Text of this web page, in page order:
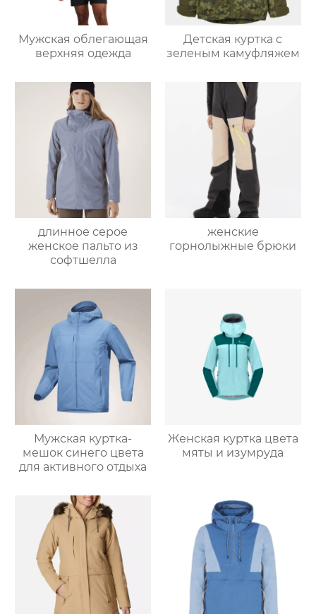
Мужская облегающая
верхняя одежда
Детская куртка с
зеленым камуфляжем
длинное серое
женское пальто из
софтшелла
женские
горнолыжные брюки
Мужская куртка-
мешок синего цвета
для активного отдыха
Женская куртка цвета
мяты и изумруда